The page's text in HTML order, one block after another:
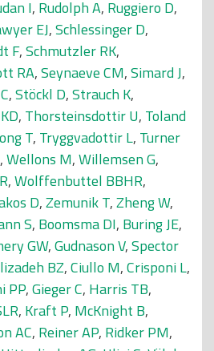
I, Rudolph A, Ruggiero D,
EJ,Schlessinger D,
F,Schmutzler RK,
RA,Seynaeve CM,Simard J,
,Stöckl D,Strauch K,
, Thorsteinsdottir U, Toland
T, Tryggvadottir L, Turner
,Wellons M,Willemsen G,
,Wolffenbuttel BBHR,
D,Zemunik T,Zheng W,
S, Boomsma DI, Buring JE,
GW,Gudnason V,Spector
BZ,Ciullo M,Crisponi L,
PP,Gieger C, Harris TB,
, Kraft P, McKnight B,
AC, Reiner AP, Ridker PM,